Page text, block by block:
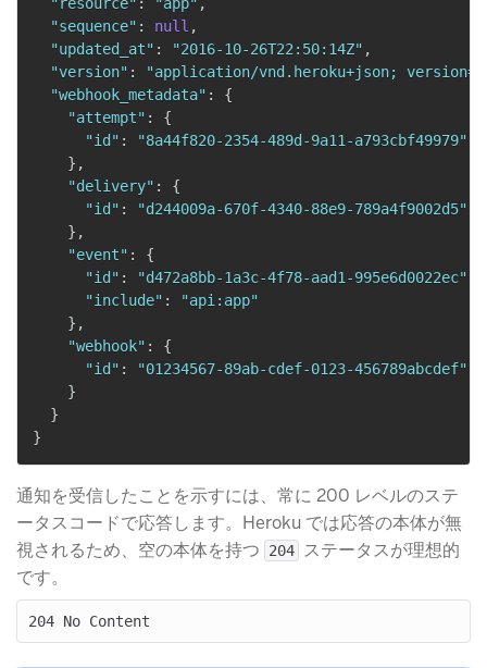
"sequence" : null ,
"updated_at" : "2016-10-26T22:50:14Z" ,
"version" :
"application/vnd.heroku+json;
"webhook_metadata" :
{
"attempt" :
{
"id" :
"8a44f820-2354-489d-9a11-a793cbf49979"
} ,
"delivery" :
{
"id" :
"d244009a-670f-4340-88e9-789a4f9002d5"
} ,
"event" :
{
"id" : "d472a8bb-1a3c-4f78-aad1-995e6d0022ec"
"include" :
"api:app"
} ,
"webhook" :
{
"id" :
"01234567-89ab-cdef-0123-456789abcdef"
}
}
}
通知を受信したことを示すには、常に 200 レベルのステ
ータスコードで応答します。Heroku では応答の本体が無
視されるため、空の本体を持つ
204 ​ ステータスが理想的
です。